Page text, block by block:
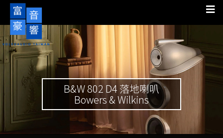
B&W 802 D4 落地喇叭
Bowers & Wilkins